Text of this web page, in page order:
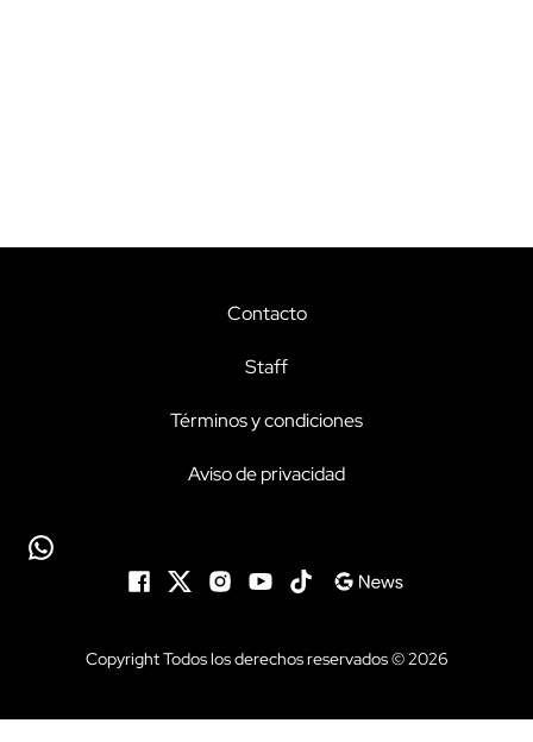
Contacto
Staff
Términos y condiciones
Aviso de privacidad
Copyright Todos los derechos reservados © 2026